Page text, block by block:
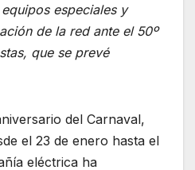
especiales y
de la red ante el 50º
que se prevé
del Carnaval,
el 23 de enero hasta el
eléctrica ha